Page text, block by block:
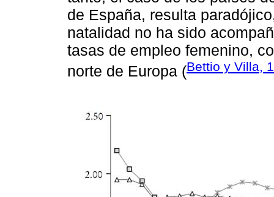
de España, resulta
natalidad no ha sido
tasas de empleo femenino,
norte de Europa (Bettio y Villa,